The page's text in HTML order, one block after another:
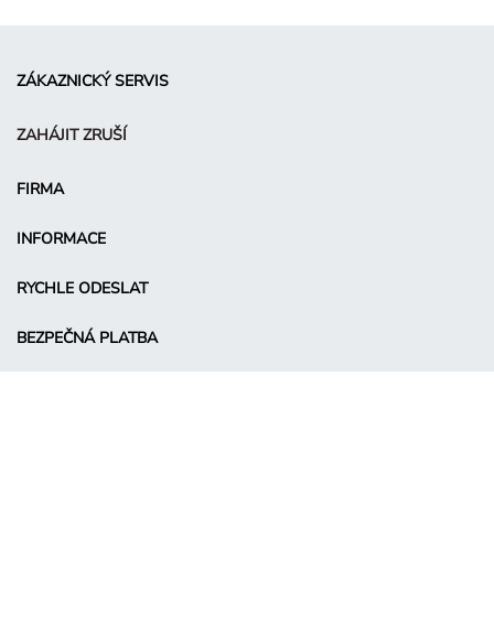
ZÁKAZNICKÝ SERVIS
ZAHÁJIT ZRUŠÍ
FIRMA
INFORMACE
RYCHLE ODESLAT
BEZPEČNÁ PLATBA